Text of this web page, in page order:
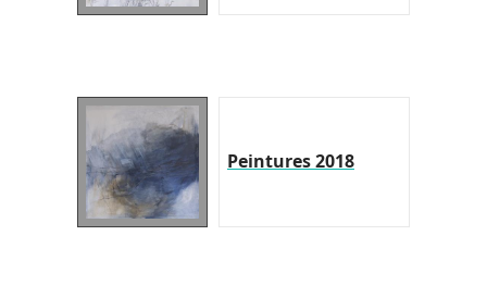
Peintures 2018